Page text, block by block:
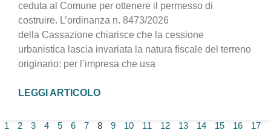
ceduta al Comune per ottenere il permesso di
costruire. L’ordinanza n. 8473/2026
della Cassazione chiarisce che la cessione
urbanistica lascia invariata la natura fiscale del terreno
originario: per l’impresa che usa
LEGGI ARTICOLO
1 2 3 4 5 6 7 8 9 10 11 12 13 14 15 16
17